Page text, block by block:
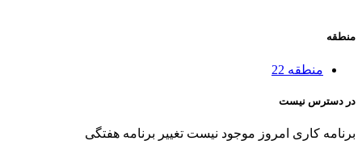
منطقه
منطقه 22
در دسترس نیست
برنامه کاری امروز موجود نیست تغییر برنامه هفتگی